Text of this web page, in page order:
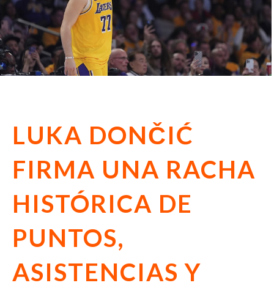
Risaralda
Pereira
LUKA DONČIĆ
FIRMA UNA RACHA
HISTÓRICA DE
PUNTOS,
ASISTENCIAS Y